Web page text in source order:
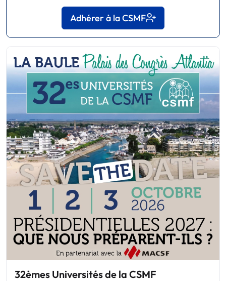
Adhérer à la CSMF
32èmes Universités de la CSMF